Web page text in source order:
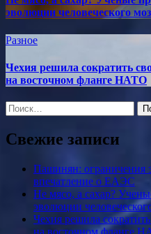
эволюции человеческого
Разное
Чехия решила сократить
на восточном фланге НАТО
Найти:
Свежие записи
Пашинян: ограничения
впечатление о ЕАЭС
Не мясо, а сахар?
эволюции
Чехия решила
на восточном фланге